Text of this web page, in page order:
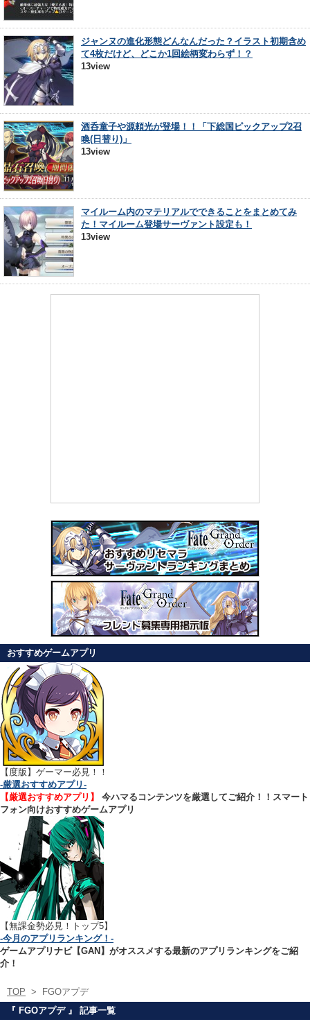
ジャンヌの進化形態どんなんだった？イラスト初期含め
て4枚だけど、どこか1回絵柄変わらず！？
13view
酒呑童子や源頼光が登場！！「下総国ピックアップ2召
喚(日替り)」
13view
マイルーム内のマテリアルでできることをまとめてみ
た！マイルーム登場サーヴァント設定も！
13view
おすすめゲームアプリ
【 度版】ゲーマー必見！！
-厳選おすすめアプリ-
【厳選おすすめアプリ】
今ハマるコンテンツを厳選してご紹介！！スマート
フォン向けおすすめゲームアプリ
【無課金勢必見！トップ5】
-今月のアプリランキング！-
ゲームアプリナビ【GAN】がオススメする最新のアプリランキングをご紹
介！
TOP >
FGOアプデ
『 FGOアプデ 』 記事一覧